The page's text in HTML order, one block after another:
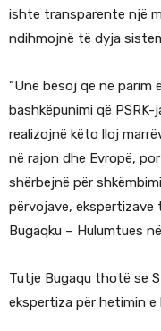
ishte transparente një
ndihmojnë të dyja
“Unë besoj që në
bashkëpunimi që
realizojnë këto lloj
në rajon dhe Evropë,
shërbejnë për
përvojave, ekspertizave
Bugaqku – Hulumtues në
Tutje Bugaqu thotë se
ekspertiza për hetimin